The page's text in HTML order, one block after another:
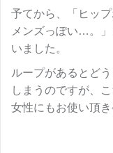
予てから、「ヒッ
メンズっぽい…。
いました。
ループがあるとど
しまうのですが、
女性にもお使い頂